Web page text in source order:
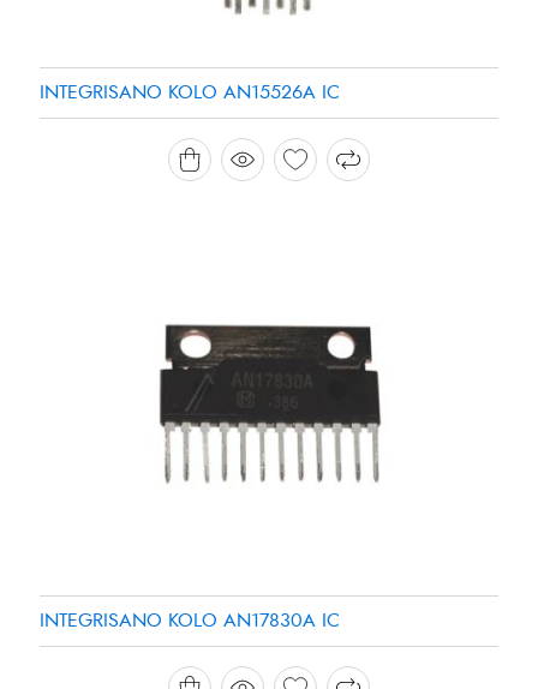
INTEGRISANO KOLO AN15526A IC
INTEGRISANO KOLO AN17830A IC